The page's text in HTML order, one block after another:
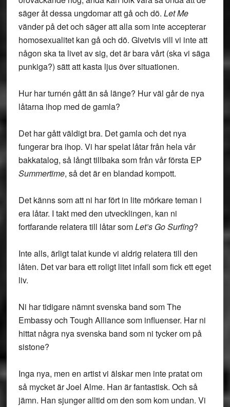
säger åt dessa ungdomar att gå och dö. Let Me
vänder på det och säger att alla som inte accepterar
homosexualitet kan gå och dö. Givetvis vill vi inte att
någon ska ta livet av sig, det är bara vårt (ska vi säga
punkiga?) sätt att kasta ljus över situationen.
Hur har turnén gått än så länge? Hur väl går de nya
låtarna ihop med de gamla?
Det har gått väldigt bra. Det gamla och det nya
fungerar bra ihop. Vi har spelat låtar från hela vår
bakkatalog, så långt tillbaka som från vår första EP
Summertime, så det är en blandad kompott.
Det känns som att ni har fört in lite mörkare teman i
era låtar. I takt med den utvecklingen, kan ni
fortfarande relatera till låtar somLet’s Go Surfing?
Inte alls, ärligt talat kunde vi aldrig relatera till den
låten. Det var bara ett roligt litet infall som fick ett eget
liv.
Ni har tidigare nämnt svenska band som The
Embassy och Tough Alliance som influenser. Har ni
hittat några nya svenska band som ni tycker om på
sistone?
Inga nya, men en artist vi älskar men inte pratat om
så mycket är Joel Alme. Han är fantastisk. Och så
jämn. Han sjunger alltid om den som kom undan. Vi